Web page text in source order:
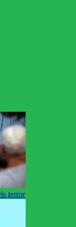
terror